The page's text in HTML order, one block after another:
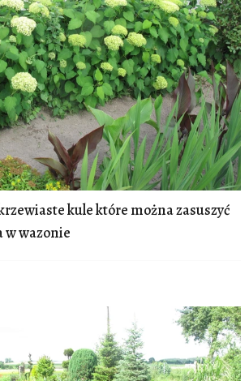
kule które można zasuszyć
w wazonie